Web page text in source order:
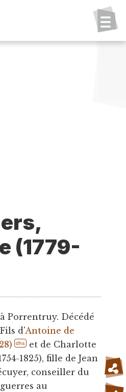
(1779-
Porrentruy. Décédé
d'Antoine de
dhs et de Charlotte
1825), fille de Jean
conseiller du
au